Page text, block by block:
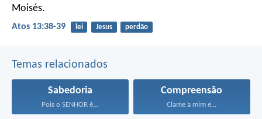
Moisés.
Atos 13:38-39 lei Jesus perdão
Temas relacionados
Sabedoria
Pois o SENHOR é...
Compreensão
Clame a mim e...